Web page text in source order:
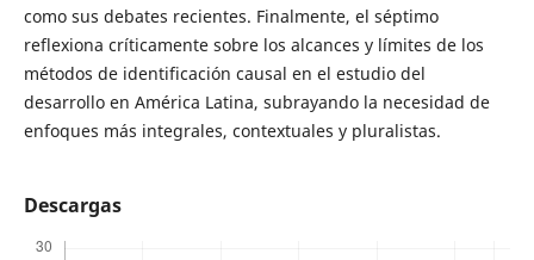
como sus debates recientes. Finalmente, el séptimo
reflexiona críticamente sobre los alcances y límites de los
métodos de identificación causal en el estudio del
desarrollo en América Latina, subrayando la necesidad de
enfoques más integrales, contextuales y pluralistas.
Descargas